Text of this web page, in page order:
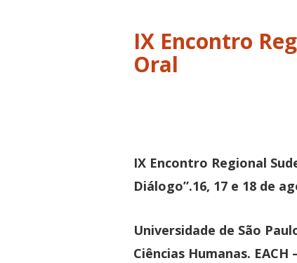
IX Encontro
Oral
IX Encontro Regional
Diálogo”.16, 17 e 18 de
Universidade de São
Ciências Humanas. EACH